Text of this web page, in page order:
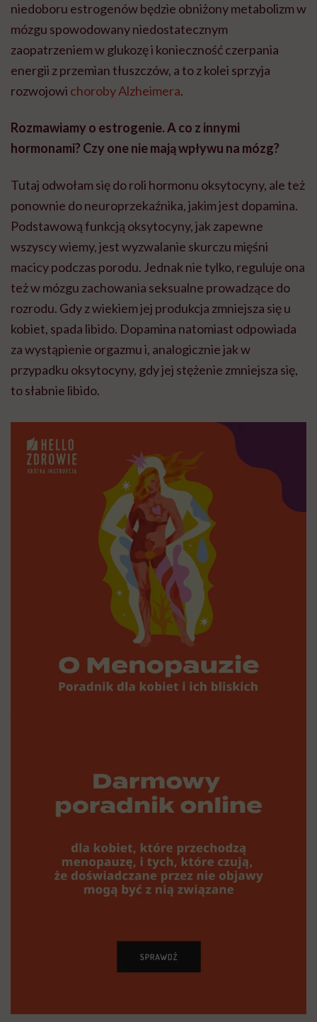
niedoboru estrogenów będzie obniżony metabolizm w
mózgu spowodowany niedostatecznym
zaopatrzeniem w glukozę i konieczność czerpania
energii z przemian tłuszczów, a to z kolei sprzyja
rozwojowi choroby Alzheimera.
Rozmawiamy o estrogenie. A co z innymi
hormonami? Czy one nie mają wpływu na mózg?
Tutaj odwołam się do roli hormonu oksytocyny, ale też
ponownie do neuroprzekaźnika, jakim jest dopamina.
Podstawową funkcją oksytocyny, jak zapewne
wszyscy wiemy, jest wyzwalanie skurczu mięśni
macicy podczas porodu. Jednak nie tylko, reguluje ona
też w mózgu zachowania seksualne prowadzące do
rozrodu. Gdy z wiekiem jej produkcja zmniejsza się u
kobiet, spada libido. Dopamina natomiast odpowiada
za wystąpienie orgazmu i, analogicznie jak w
przypadku oksytocyny, gdy jej stężenie zmniejsza się,
to słabnie libido.